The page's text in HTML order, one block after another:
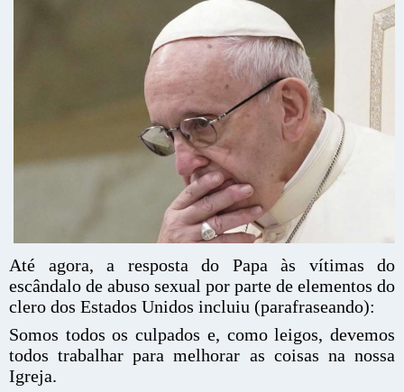
Até agora, a resposta do Papa às vítimas do
escândalo de abuso sexual por parte de elementos do
clero dos Estados Unidos incluiu (parafraseando):
Somos todos os culpados e, como leigos, devemos
todos trabalhar para melhorar as coisas na nossa
Igreja.